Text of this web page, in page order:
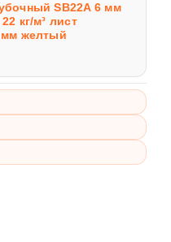
SB22A 6 мм
кг/м³ лист
мм желтый